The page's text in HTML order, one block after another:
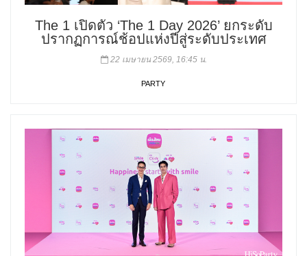
The 1 เปิดตัว ‘The 1 Day 2026’ ยกระดับ
ปรากฏการณ์ช้อปแห่งปีสู่ระดับประเทศ
22 เมษายน 2569, 16:45 น.
PARTY